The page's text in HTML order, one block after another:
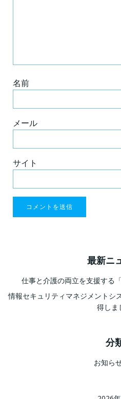
名前
メール
サイト
最新ニ
仕事と介護の両立を支援する
情報セキュリティマネジメントシ
得しま
分
お知ら